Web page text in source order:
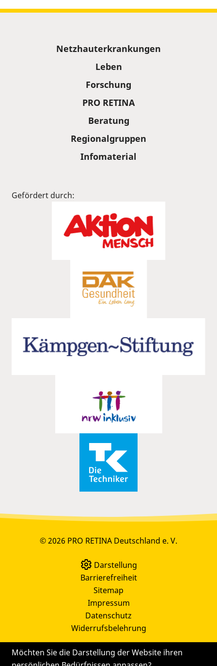
Möchten Sie die Darstellung der Website ihren
Netzhauterkrankungen
Leben
Forschung
PRO RETINA
Beratung
Regionalgruppen
Infomaterial
Gefördert durch:
© 2026 PRO RETINA Deutschland e. V.
Darstellung
Barrierefreiheit
Sitemap
Impressum
Datenschutz
Widerrufsbelehrung